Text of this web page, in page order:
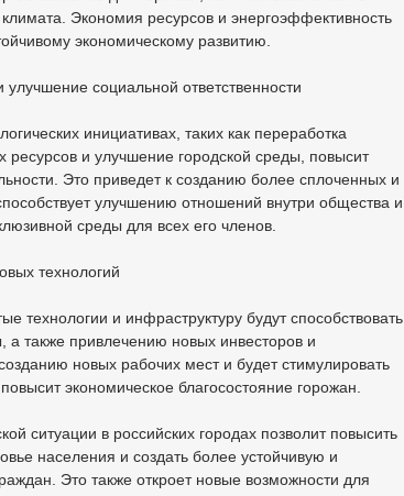
Экономия ресурсов и энергоэффективность
экономическому развитию.
социальной ответственности
инициативах, таких как переработка
ресурсов и улучшение городской среды, повысит
Это приведет к созданию более сплоченных и
улучшению отношений внутри общества и
среды для всех его членов.
технологий
технологии и инфраструктуру будут способствовать
а также привлечению новых инвесторов и
новых рабочих мест и будет стимулировать
экономическое благосостояние горожан.
ситуации в российских городах позволит повысить
населения и создать более устойчивую и
Это также откроет новые возможности для